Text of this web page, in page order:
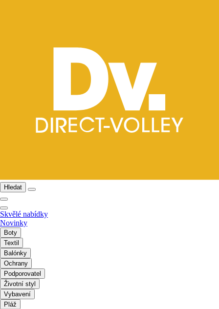
Hledat
Skvělé nabídky
Novinky
Boty
Textil
Balónky
Ochrany
Podporovatel
Životní styl
Vybavení
Pláž